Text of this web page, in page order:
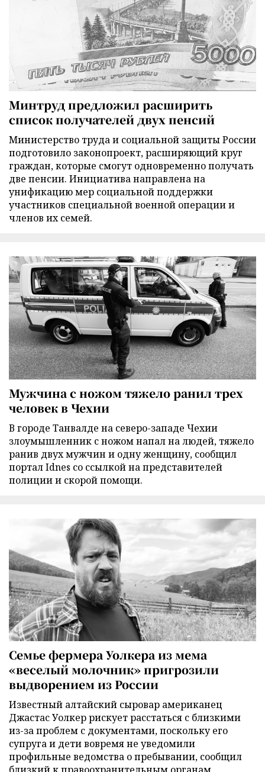
Минтруд предложил расширить
список получателей двух пенсий
Министерство труда и социальной защиты России
подготовило законопроект, расширяющий круг
граждан, которые смогут одновременно получать
две пенсии. Инициатива направлена на
унификацию мер социальной поддержки
участников специальной военной операции и
членов их семей.
Мужчина с ножом тяжело ранил трех
человек в Чехии
В городе Танвалде на северо-западе Чехии
злоумышленник с ножом напал на людей, тяжело
ранив двух мужчин и одну женщину, сообщил
портал Idnes со ссылкой на представителей
полиции и скорой помощи.
Семье фермера Уолкера из мема
«веселый молочник» пригрозили
выдворением из России
Известный алтайский сыровар американец
Джастас Уолкер рискует расстаться с близкими
из-за проблем с документами, поскольку его
супруга и дети вовремя не уведомили
профильные ведомства о пребывании, сообщил